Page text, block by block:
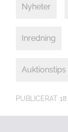
Nyheter
Inredning
Auktionstips
PUBLICERAT